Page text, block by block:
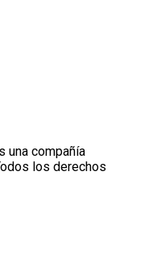
una compañía
los derechos